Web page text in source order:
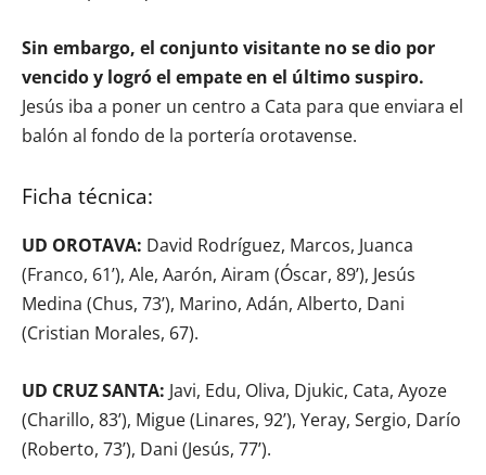
Sin embargo, el conjunto visitante no se dio por
vencido y logró el empate en el último suspiro.
Jesús iba a poner un centro a Cata para que enviara el
balón al fondo de la portería orotavense.
Ficha técnica:
UD OROTAVA: David Rodríguez, Marcos, Juanca
(Franco, 61’), Ale, Aarón, Airam (Óscar, 89’), Jesús
Medina (Chus, 73’), Marino, Adán, Alberto, Dani
(Cristian Morales, 67).
UD CRUZ SANTA: Javi, Edu, Oliva, Djukic, Cata, Ayoze
(Charillo, 83’), Migue (Linares, 92’), Yeray, Sergio, Darío
(Roberto, 73’), Dani (Jesús, 77’).